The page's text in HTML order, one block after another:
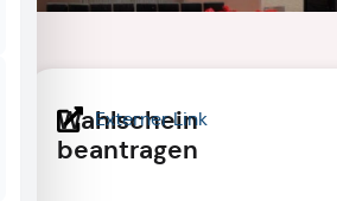
Wahlschein
beantragen
Externer Link